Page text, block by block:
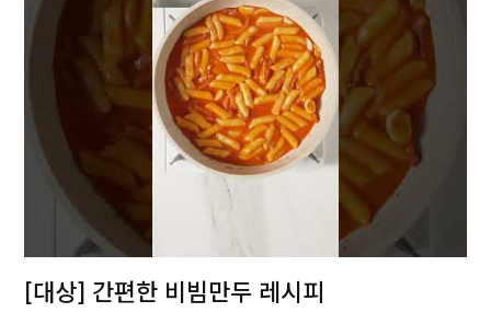
[대상] 간편한 비빔만두 레시피